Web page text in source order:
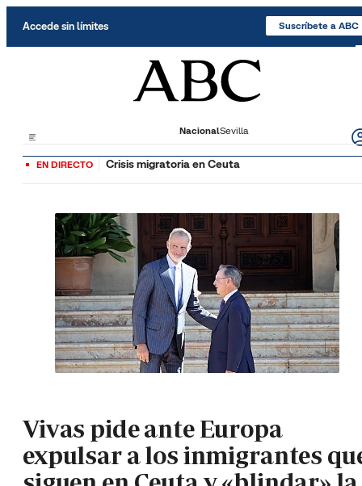
Accede sin límites Suscríbete a ABC
NacionalSevilla
EN DIRECTO Crisis migratoria en Ceuta
Vivas pide ante Europa
expulsar a los inmigrantes